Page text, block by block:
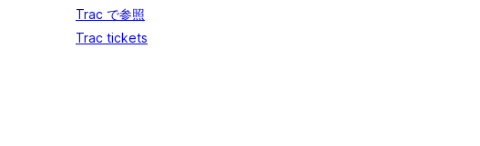
Trac で参照
Trac tickets